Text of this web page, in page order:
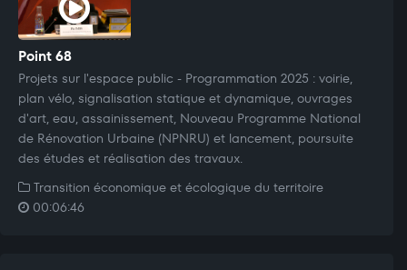
Point 68
Projets sur l'espace public - Programmation 2025 : voirie,
plan vélo, signalisation statique et dynamique, ouvrages
d'art, eau, assainissement, Nouveau Programme National
de Rénovation Urbaine (NPNRU) et lancement, poursuite
des études et réalisation des travaux.
Transition économique et écologique du territoire
00:06:46